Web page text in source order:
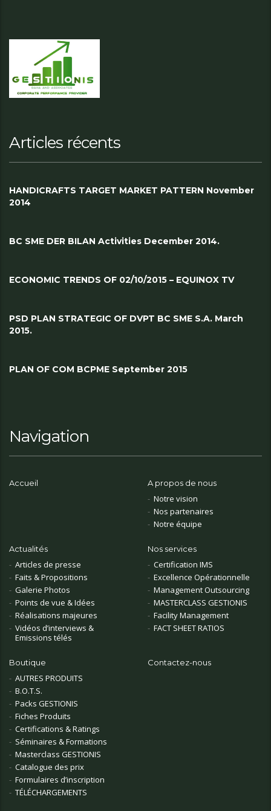
Articles récents
HANDICRAFTS TARGET MARKET PATTERN November
2014
BC SME DER BILAN Activities December 2014.
ECONOMIC TRENDS OF 02/10/2015 – EQUINOX TV
PSD PLAN STRATEGIC OF DVPT BC SME S.A. March
2015.
PLAN OF COM BCPME September 2015
Navigation
Accueil A propos de nous
Notre vision
Nos partenaires
Notre équipe
Actualités
Articles de presse
Faits & Propositions
Galerie Photos
Points de vue & Idées
Réalisations majeures
Vidéos d’interviews &
Emissions télés
Nos services
Certification IMS
Excellence Opérationnelle
Management Outsourcing
MASTERCLASS GESTIONIS
Facility Management
FACT SHEET RATIOS
Boutique
AUTRES PRODUITS
B.O.T.S.
Packs GESTIONIS
Fiches Produits
Certifications & Ratings
Séminaires & Formations
Masterclass GESTIONIS
Catalogue des prix
Formulaires d’inscription
TÉLÉCHARGEMENTS
Contactez-nous